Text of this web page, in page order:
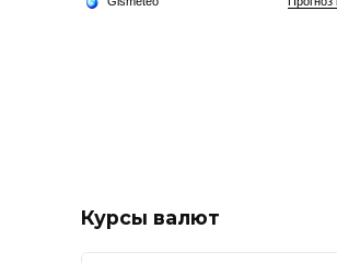
Курсы валют